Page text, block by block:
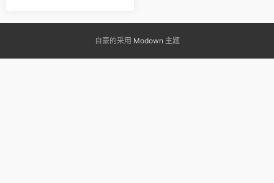
自豪的采用 Modown 主题